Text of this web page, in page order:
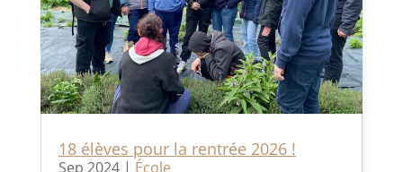
18 élèves pour la rentrée 2026 !
Sep 2024| École